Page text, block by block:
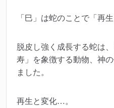
「巳」は蛇のことで「再
脱皮し強く成長する蛇は
寿」を象徴する動物、神
ました。
再生と変化…。